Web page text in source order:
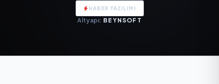
HABER YAZILIMI
Altyapı: BEYNSOFT